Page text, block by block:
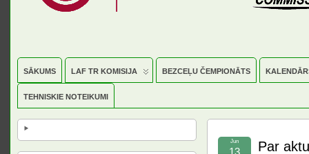
SĀKUMS LAF TR KOMISIJA BEZCEĻU ČEMPIONĀTS
TEHNISKIE NOTEIKUMI
Par
Jun
13